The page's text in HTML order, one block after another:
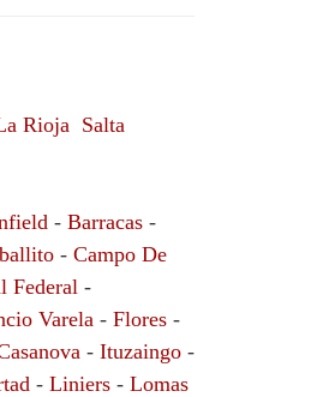
Rioja Salta
- Barracas -
- Campo De
Federal -
Varela - Flores -
- Ituzaingo -
- Liniers - Lomas